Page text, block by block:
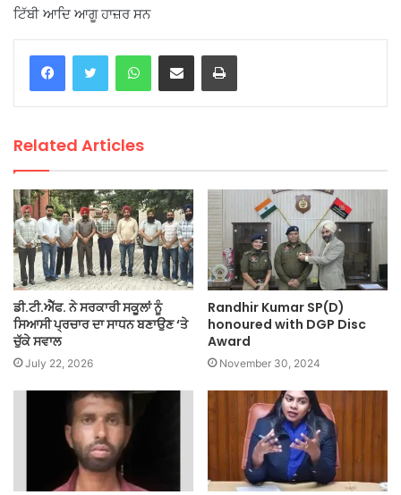
ਟਿੱਬੀ ਆਦਿ ਆਗੂ ਹਾਜ਼ਰ ਸਨ
WhatsAppShare via Email Print
Related Articles
ਡੀ.ਟੀ.ਐੱਫ. ਨੇ ਸਰਕਾਰੀ ਸਕੂਲਾਂ ਨੂੰ
ਸਿਆਸੀ ਪ੍ਰਚਾਰ ਦਾ ਸਾਧਨ ਬਣਾਉਣ ‘ਤੇ
ਚੁੱਕੇ ਸਵਾਲ
July 22, 2026
Randhir Kumar SP(D)
honoured with DGP Disc
Award
November 30, 2024